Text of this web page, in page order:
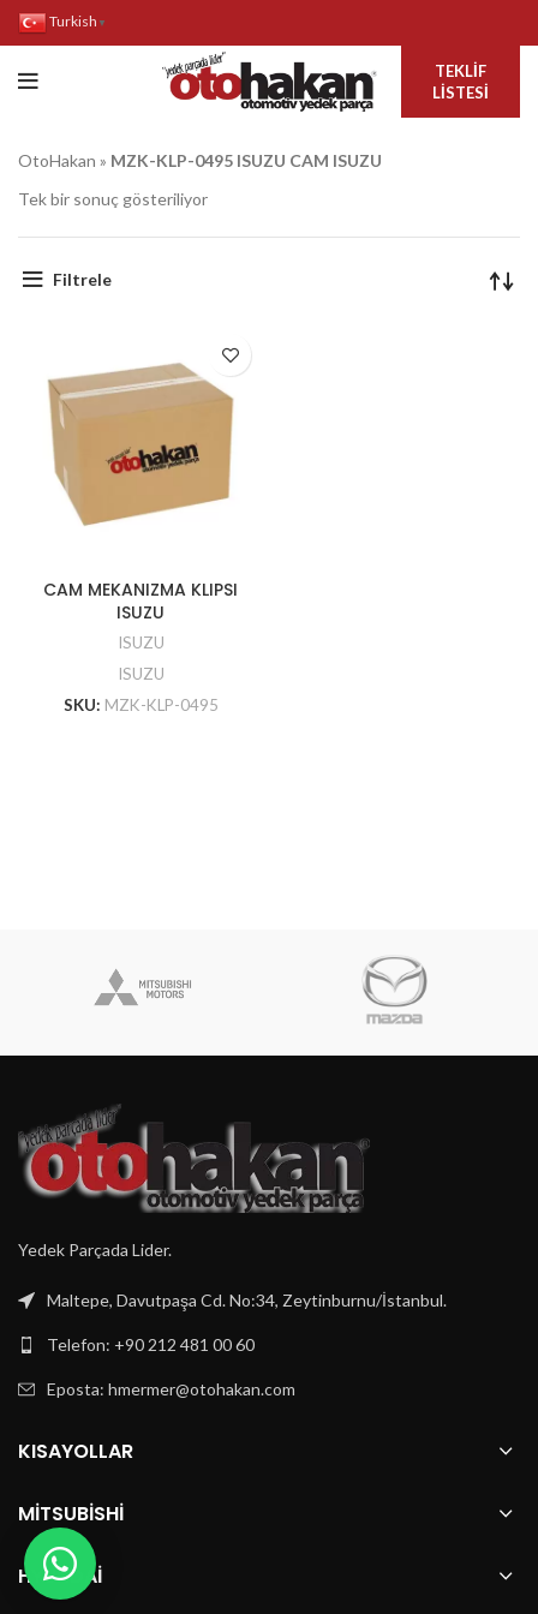
Turkish ▼
TEKLIF
LISTESI
OtoHakan » MZK-KLP-0495 ISUZU CAM ISUZU
Tek bir sonuç gösteriliyor
Filtrele
CAM MEKANIZMA KLIPSI
ISUZU
ISUZU
ISUZU
SKU: MZK-KLP-0495
Yedek Parçada Lider.
Maltepe, Davutpaşa Cd. No:34, Zeytinburnu/İstanbul.
Telefon: +90 212 481 00 60
Eposta: hmermer@otohakan.com
KISAYOLLAR
MITSUBISHI
HYUNDAI